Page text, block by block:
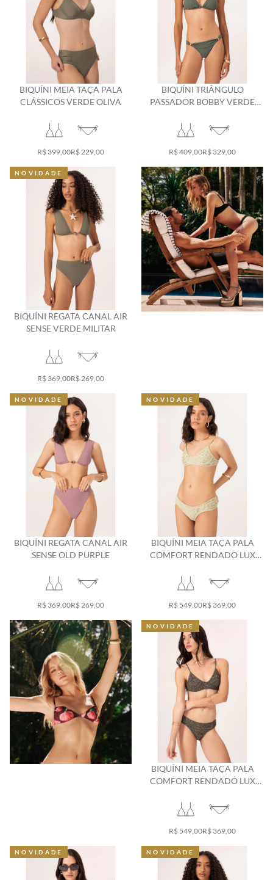
BIQUÍNI MEIA TAÇA PALA
CLÁSSICOS VERDE OLIVA
R$ 399,00R$ 229,00
BIQUÍNI TRIÂNGULO
PASSADOR BOBBY VERDE
R$ 409,00R$ 329,00
BIQUÍNI REGATA CANAL AIR
SENSE VERDE MILITAR
R$ 369,00
NOVIDADE
R$ 269,00
NOVIDADE
BIQUÍNI REGATA CANAL AIR
SENSE OLD PURPLE
R$ 369,00
NOVIDADE
R$ 269,00
NOVIDADE
BIQUÍNI MEIA TAÇA PALA
COMFORT RENDADO LUX
R$ 549,00
NOVIDADE
R$ 369,00
NOVIDADE
BIQUÍNI MEIA TAÇA PALA
COMFORT RENDADO LUX
R$ 549,00
NOVIDADE
R$ 369,00
NOVIDADE
NOVIDADE
NOVIDADE NOVIDADE
NOVIDADE